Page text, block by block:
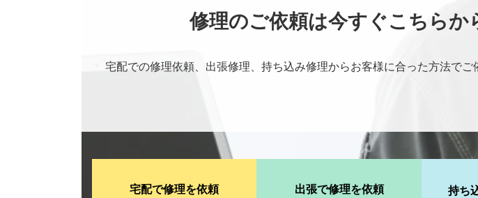
修理のご依頼は今すぐこちらか
宅配での修理依頼、出張修理、持ち込み修理からお客様に合った方法でご
宅配で修理を依頼 出張で修理を依頼 持ち